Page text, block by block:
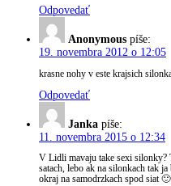
Odpovedať
Anonymous píše:
19. novembra 2012 o 12:05
krasne nohy v este krajsich
Odpovedať
Janka píše:
11. novembra 2015 o 12:34
V Lidli mavaju take sexi silonky?
satach, lebo ak na silonkach tak
okraj na samodrzkach spod siat 🙂